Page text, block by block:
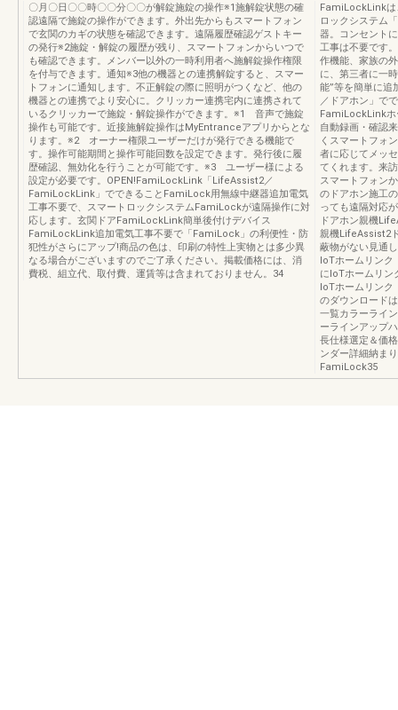
〇月〇日〇〇時〇〇分〇〇が解錠施錠の操作※1施解錠状態の確
認遠隔で施錠の操作ができます。外出先からもスマートフォン
で玄関のカギの状態を確認できます。遠隔履歴確認ゲストキー
の発行※2施錠・解錠の履歴が残り、スマートフォンからいつで
も確認できます。メンバー以外の一時利用者へ施解錠操作権限
を付与できます。通知※3他の機器との連携解錠すると、スマー
トフォンに通知します。不正解錠の際に照明がつくなど、他の
機器との連携でより安心に。クリッカー連携宅内に連携されて
いるクリッカーで施錠・解錠操作ができます。※1 音声で施錠
操作も可能です。近接施解錠操作はMyEntranceアプリからとな
ります。※2 オーナー権限ユーザーだけが発行できる機能で
す。操作可能期間と操作可能回数を設定できます。発行後に履
歴確認、無効化を行うことが可能です。※3 ユーザー様による
設定が必要です。OPEN!FamiLockLink「LifeAssist2／
FamiLockLink」でできることFamiLock用無線中継器追加電気
工事不要で、スマートロックシステムFamiLockが遠隔操作に対
応します。玄関ドアFamiLockLink簡単後付けデバイス
FamiLockLink追加電気工事不要で「FamiLock」の利便性・防
犯性がさらにアップ!商品の色は、印刷の特性上実物とは多少異
なる場合がございますのでご了承ください。掲載価格には、消
費税、組立代、取付費、運賃等は含まれておりません。34
FamiLockLinkは
ロックシステム
器。コンセント
工事は不要です
作機能、家族の
に、第三者に一
能”等を簡単に
／ドアホン」で
FamiLockLinkホ
自動録画・確認
くスマートフォ
者に応じてメッ
てくれます。来
スマートフォン
のドアホン施工
っても遠隔対応
ドアホン親機
親機LifeAssist2
蔽物がない⾒通
IoTホームリンク
にIoTホームリン
IoTホームリンク
のダウンロード
一覧カラーライ
ーラインアップ
長仕様選定＆価
ンダー詳細納ま
FamiLock35